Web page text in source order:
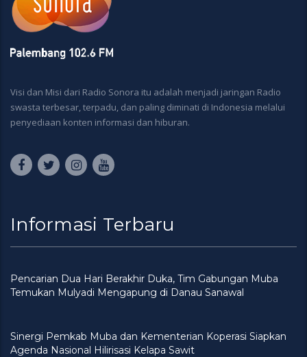
Visi dan Misi dari Radio Sonora itu adalah menjadi jaringan Radio
swasta terbesar, terpadu, dan paling diminati di Indonesia melalui
penyediaan konten informasi dan hiburan.
Informasi Terbaru
Pencarian Dua Hari Berakhir Duka, Tim Gabungan Muba
Temukan Mulyadi Mengapung di Danau Sanawal
Sinergi Pemkab Muba dan Kementerian Koperasi Siapkan
Agenda Nasional Hilirisasi Kelapa Sawit